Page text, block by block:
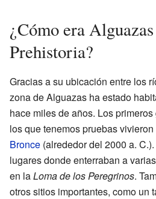
¿Cómo era
Prehistoria?
Gracias a su ubicación entre los
zona de Alguazas ha estado
hace miles de años. Los
los que tenemos pruebas
Bronce (alrededor del 2000 a.
lugares donde enterraban a
en laLoma de los Peregrinos.
otros sitios importantes, como un